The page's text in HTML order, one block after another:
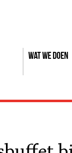
Wat we doen